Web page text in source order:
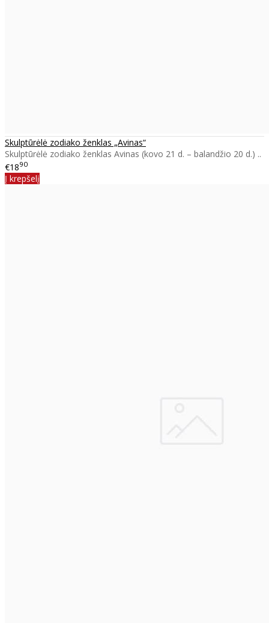
Skulptūrėlė zodiako ženklas „Avinas“
Skulptūrėlė zodiako ženklas Avinas (kovo 21 d. – balandžio 20 d.) ..
€1890
Į krepšelį